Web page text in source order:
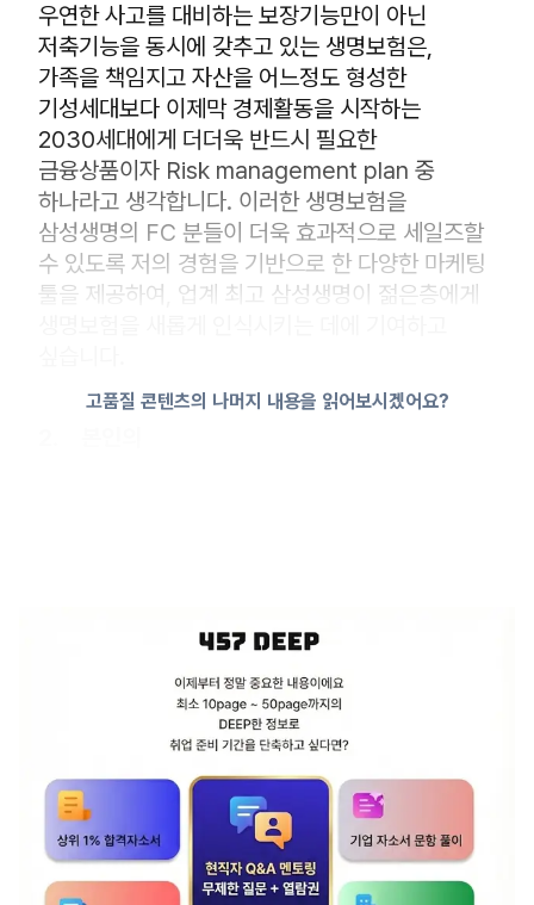
우연한 사고를 대비하는 보장기능만이 아닌
저축기능을 동시에 갖추고 있는 생명보험은,
가족을 책임지고 자산을 어느정도 형성한
기성세대보다 이제막 경제활동을 시작하는
2030세대에게 더더욱 반드시 필요한
금융상품이자 Risk management plan 중
하나라고 생각합니다. 이러한 생명보험을
삼성생명의 FC 분들이 더욱 효과적으로 세일즈할
수 있도록 저의 경험을 기반으로 한 다양한 마케팅
툴을 제공하여, 업계 최고 삼성생명이 젊은층에게
고품질 콘텐츠의 나머지 내용을 읽어보시겠어요?